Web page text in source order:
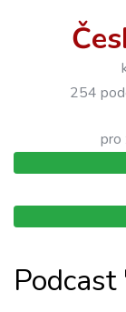
254
pro